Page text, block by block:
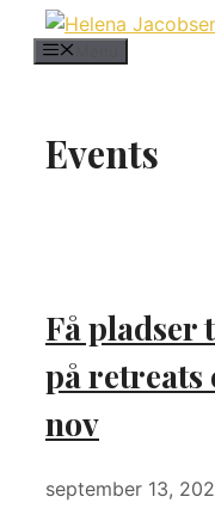
Hop
Events
Få pladser
på
nov
september 13,